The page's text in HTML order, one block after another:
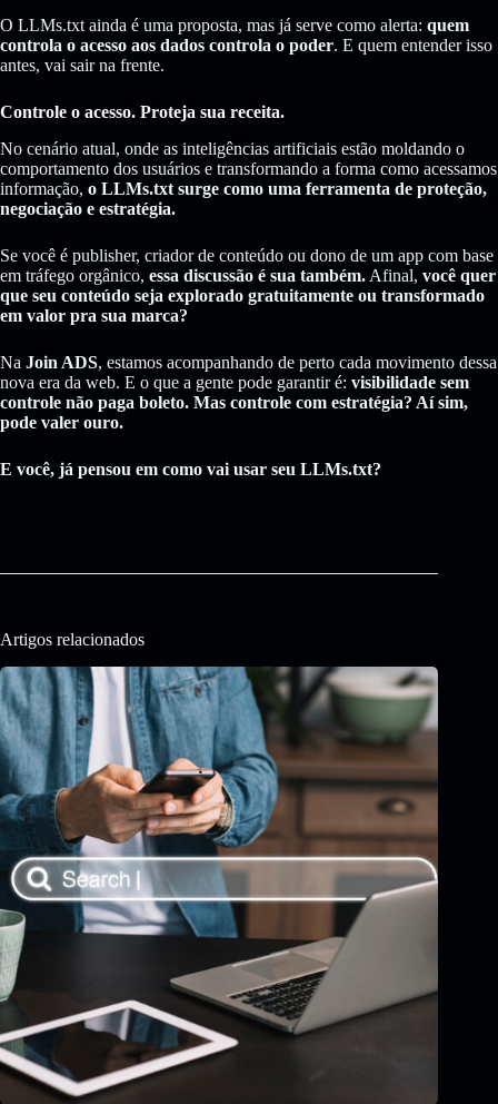
O LLMs.txt ainda é uma proposta, mas já serve como alerta: quem
controla o acesso aos dados controla o poder. E quem entender isso
antes, vai sair na frente.
Controle o acesso. Proteja sua receita.
No cenário atual, onde as inteligências artificiais estão moldando o
comportamento dos usuários e transformando a forma como acessamos
informação, o LLMs.txt surge como uma ferramenta de proteção,
negociação e estratégia.
Se você é publisher, criador de conteúdo ou dono de um app com base
em tráfego orgânico, essa discussão é sua também. Afinal, você quer
que seu conteúdo seja explorado gratuitamente ou transformado
em valor pra sua marca?
Na Join ADS, estamos acompanhando de perto cada movimento dessa
nova era da web. E o que a gente pode garantir é: visibilidade sem
controle não paga boleto. Mas controle com estratégia? Aí sim,
pode valer ouro.
E você, já pensou em como vai usar seu LLMs.txt?
Artigos relacionados